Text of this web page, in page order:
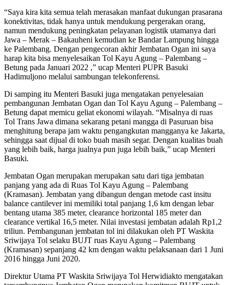
“Saya kira kita semua telah merasakan manfaat dukungan prasarana
konektivitas, tidak hanya untuk mendukung pergerakan orang,
namun mendukung peningkatan pelayanan logistik utamanya dari
Jawa – Merak – Bakauheni kemudian ke Bandar Lampung hingga
ke Palembang. Dengan pengecoran akhir Jembatan Ogan ini saya
harap kita bisa menyelesaikan Tol Kayu Agung – Palembang –
Betung pada Januari 2022 ,” ucap Menteri PUPR Basuki
Hadimuljono melalui sambungan telekonferensi.
Di samping itu Menteri Basuki juga mengatakan penyelesaian
pembangunan Jembatan Ogan dan Tol Kayu Agung – Palembang –
Betung dapat memicu geliat ekonomi wilayah. “Misalnya di ruas
Tol Trans Jawa dimana sekarang petani mangga di Pasuruan bisa
menghitung berapa jam waktu pengangkutan mangganya ke Jakarta,
sehingga saat dijual di toko buah masih segar. Dengan kualitas buah
yang lebih baik, harga jualnya pun juga lebih baik,” ucap Menteri
Basuki.
Jembatan Ogan merupakan merupakan satu dari tiga jembatan
panjang yang ada di Ruas Tol Kayu Agung – Palembang
(Kramasan). Jembatan yang dibangun dengan metode cast insitu
balance cantilever ini memiliki total panjang 1,6 km dengan lebar
bentang utama 385 meter, clearance horizontal 185 meter dan
clearance vertikal 16,5 meter. Nilai investasi jembatan adalah Rp1,2
triliun. Pembangunan jembatan tol ini dilakukan oleh PT Waskita
Sriwijaya Tol selaku BUJT ruas Kayu Agung – Palembang
(Kramasan) sepanjang 42 km dengan waktu pelaksanaan dari 1 Juni
2016 hingga Juni 2020.
Direktur Utama PT Waskita Sriwijaya Tol Herwidiakto mengatakan